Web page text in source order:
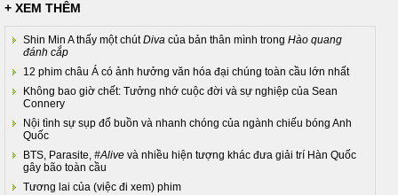
+ XEM THÊM
Shin Min A thấy một chútDiva của bản thân mình trong Hào quang
đánh cắp
12 phim châu Á có ảnh hưởng văn hóa đại chúng toàn cầu lớn nhất
Không bao giờ chết: Tưởng nhớ cuộc đời và sự nghiệp của Sean
Connery
Nội tình sự sụp đổ buồn và nhanh chóng của ngành chiếu bóng Anh
Quốc
BTS, Parasite, #Alive và nhiều hiện tượng khác đưa giải trí Hàn Quốc
gây bão toàn cầu
Tương lai của (việc đi xem) phim